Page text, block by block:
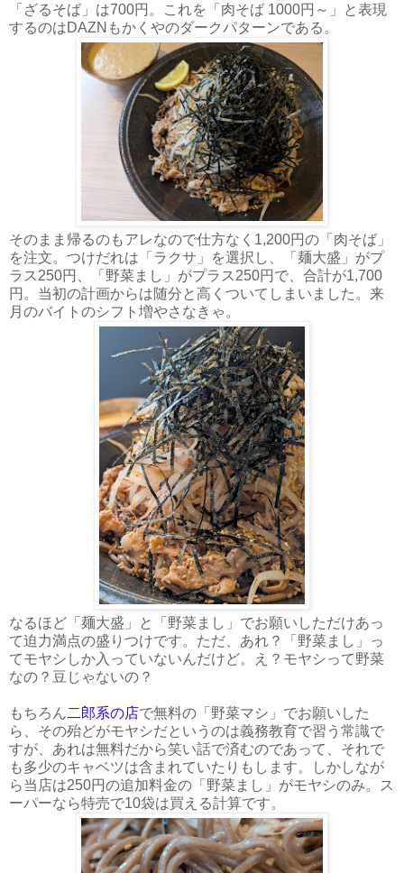
「ざるそば」は700円。これを「肉そば 1000円～」と表現
するのはDAZNもかくやのダークパターンである。
そのまま帰るのもアレなので仕方なく1,200円の「肉そば」
を注文。つけだれは「ラクサ」を選択し、「麺大盛」がプ
ラス250円、「野菜まし」がプラス250円で、合計が1,700
円。当初の計画からは随分と高くついてしまいました。来
月のバイトのシフト増やさなきゃ。
なるほど「麺大盛」と「野菜まし」でお願いしただけあっ
て迫力満点の盛りつけです。ただ、あれ？「野菜まし」っ
てモヤシしか入っていないんだけど。え？モヤシって野菜
なの？豆じゃないの？
もちろん二郎系の店で無料の「野菜マシ」でお願いした
ら、その殆どがモヤシだというのは義務教育で習う常識で
すが、あれは無料だから笑い話で済むのであって、それで
も多少のキャベツは含まれていたりもします。しかしなが
ら当店は250円の追加料金の「野菜まし」がモヤシのみ。ス
ーパーなら特売で10袋は買える計算です。